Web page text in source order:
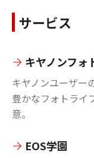
サービス
キヤノンフォ
キヤノンユーザー
豊かなフォトライ
意。
EOS学園